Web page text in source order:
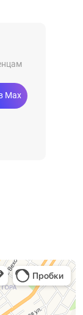
Max